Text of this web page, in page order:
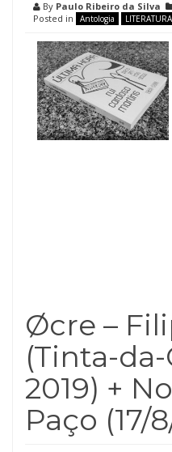
By Paulo Ribeiro da Silva
Posted in
Antologia LITERATURA
Øcre –
(Tinta-
2019) +
Paço (17/